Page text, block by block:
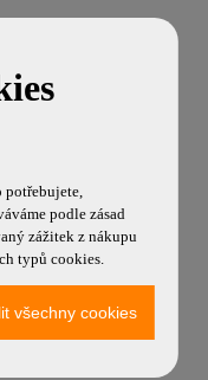
potřebujete,
podle zásad
zážitek z nákupu
typů cookies.